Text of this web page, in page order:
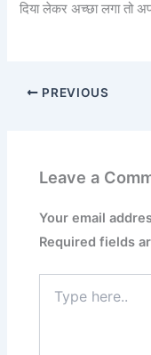
दिया लेकर अच्छा लगा तो
PREVIOUS
Leave a
Your email
Required fields
here..